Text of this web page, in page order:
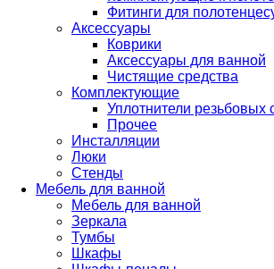
Фитинги для
Аксессуары
Коврики
Аксессуары для ванной
Чистящие средства
Комплектующие
Уплотнители резьбовых
Прочее
Инсталляции
Люки
Стенды
Мебель для ванной
Мебель для ванной
Зеркала
Тумбы
Шкафы